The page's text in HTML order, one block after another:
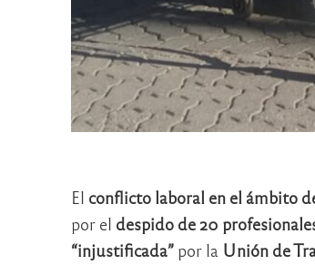
El conflicto laboral en el ámbito
por el despido de 20
“injustificada”por la Unión de